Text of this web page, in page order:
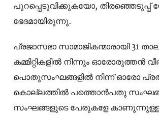
പുറപ്പെടുവിക്കുകയോ, തിരഞ്ഞെടുപ്പ്
ഭേദമായിരുന്നു.
പ്രജാസഭാ സാമാജികന്മാരായി 31
കമ്മിറ്റികളിൽ നിന്നും ഓരോരുത്തൻ
പൊതുസംഘങ്ങളിൽ നിന്ന് ഓരോ
കൊല്ലത്തിൽ പത്തൊൻപതു
സംഘങ്ങളുടെ പേരുകളേ കാണുന്നുള്ളൂ.